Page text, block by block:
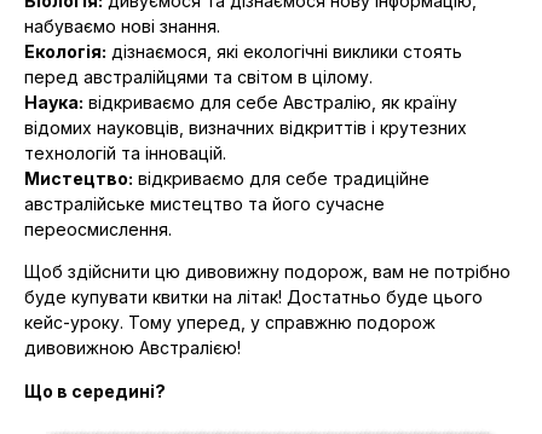
набуваємо нові знання.
Екологія: дізнаємося, які екологічні виклики стоять
перед австралійцями та світом в цілому.
Наука: відкриваємо для себе Австралію, як країну
відомих науковців, визначних відкриттів і крутезних
технологій та інновацій.
Мистецтво: відкриваємо для себе традиційне
австралійське мистецтво та його сучасне
переосмислення.
Щоб здійснити цю дивовижну подорож, вам не потрібно
буде купувати квитки на літак! Достатньо буде цього
кейс-уроку. Тому уперед, у справжню подорож
дивовижною Австралією!
Що в середині?